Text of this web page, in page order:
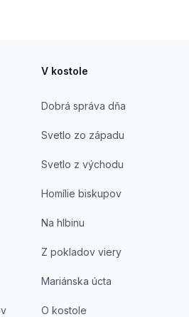
V kostole
Dobrá správa dňa
Svetlo zo západu
Svetlo z východu
Homílie biskupov
Na hlbinu
Z pokladov viery
Mariánska úcta
O kostole